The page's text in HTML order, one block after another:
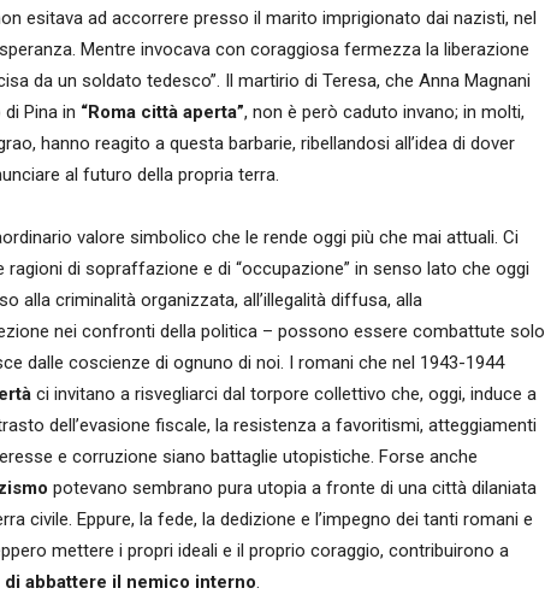
esitava ad accorrere presso il marito imprigionato dai nazisti, nel
Mentre invocava con coraggiosa fermezza la liberazione
da un soldato tedesco”. Il martirio di Teresa, che Anna Magnani
Pina in “Roma città aperta”, non è però caduto invano; in molti,
hanno reagito a questa barbarie, ribellandosi all’idea di dover
al futuro della propria terra.
valore simbolico che le rende oggi più che mai attuali. Ci
di sopraffazione e di “occupazione” in senso lato che oggi
alla criminalità organizzata, all’illegalità diffusa, alla
nei confronti della politica – possono essere combattute solo
dalle coscienze di ognuno di noi. I romani che nel 1943-1944
ci invitano a risvegliarci dal torpore collettivo che, oggi, induce a
dell’evasione fiscale, la resistenza a favoritismi, atteggiamenti
e corruzione siano battaglie utopistiche. Forse anche
potevano sembrano pura utopia a fronte di una città dilaniata
civile. Eppure, la fede, la dedizione e l’impegno dei tanti romani e
mettere i propri ideali e il proprio coraggio, contribuirono a
abbattere il nemico interno.